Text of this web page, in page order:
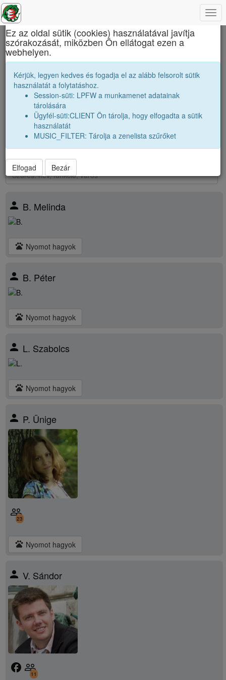
Báthory István Elméleti Líceum
2001 12A Osztályfőnök: V. Csilla
Névsor bővítése új véndiákkal
Véndiákok száma:5
nagyobbak |2000 12A 2000 12B
párhuzamos|2001 12B
kissebbek |2002 12A|2002 12B|2002 12C |2002 12D
12K|
person B. Melinda
pets Nyomot hagyok
person B. Péter
pets Nyomot hagyok
person L. Szabolcs
pets Nyomot hagyok
person P. Ünige
people_outline
23
pets Nyomot hagyok
person V. Sándor
facebook people_outline
11
×
Ez az oldal sütik (cookies) használatával javítja
szórakozását, miközben Ön ellátogat ezen a
webhelyen.
Kérjük, legyen kedves és fogadja el az alább felsorolt sütik
használatát a folytatáshoz.
Session-süti: LPFW a munkamenet adatainak
tárolására
Ügyfél-süti:CLIENT Ön tárolja, hogy elfogadta a sütik
használatát
MUSIC_FILTER: Tárolja a zenelista szűrőket
Elfogad Bezár